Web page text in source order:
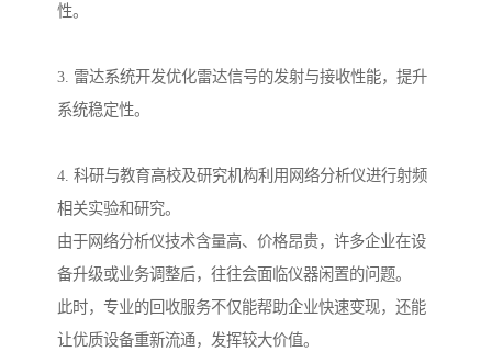
性。
3. 雷达系统开发优化雷达信号的发射与接收性能，提升
系统稳定性。
4. 科研与教育高校及研究机构利用网络分析仪进行射频
相关实验和研究。
由于网络分析仪技术含量高、价格昂贵，许多企业在设
备升级或业务调整后，往往会面临仪器闲置的问题。
此时，专业的回收服务不仅能帮助企业快速变现，还能
让优质设备重新流通，发挥较大价值。